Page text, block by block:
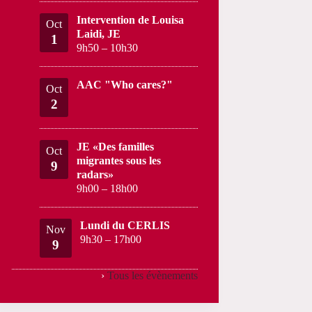
Oct
1
Intervention de Louisa
Laidi, JE
9h50 – 10h30
Oct
2
AAC "Who cares?"
Oct
9
JE «Des familles
migrantes sous les
radars»
9h00 – 18h00
Nov
9
Lundi du CERLIS
9h30 – 17h00
› Tous les évènements